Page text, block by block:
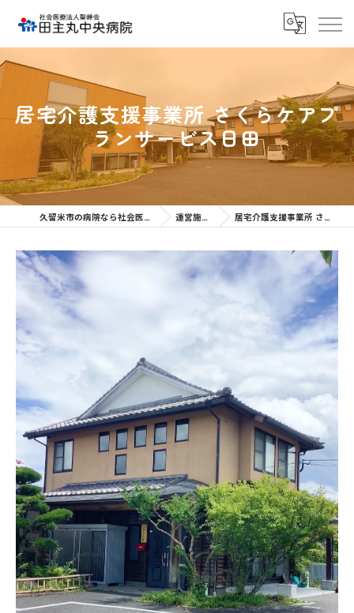
居宅介護支援事業所 さくらケアプ
ランサービス日田
運営施設のご案内 居宅介護支援事業所 さくらケアプランサービス日田